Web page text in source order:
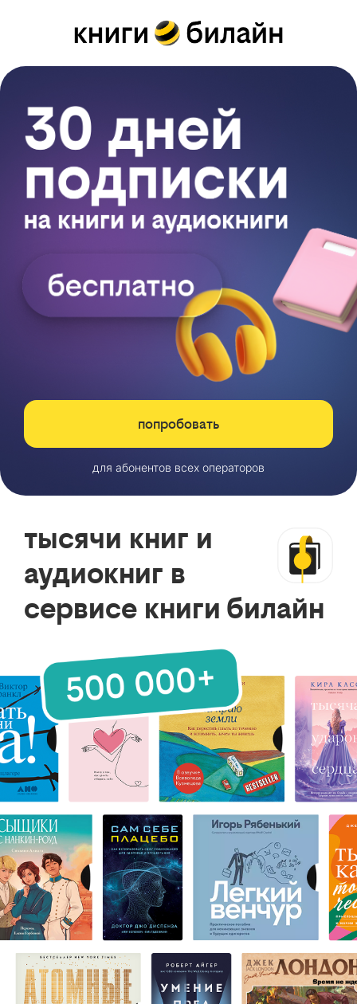
попробовать
для абонентов всех операторов
тысячи книг и
аудиокниг в
сервисе книги билайн